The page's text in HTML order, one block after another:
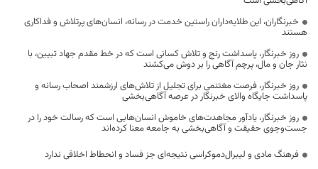
خبرنگاران، این طلایه‌داران راستین خدمت در رسانه، انسان‌های پرتلاش و فداکاری
هستند
روز خبرنگار، پاسداشت رنج و تلاش کسانی است که در خط مقدم جهاد تبیین، با
نثار جان و مال، پرچم آگاهی را بر دوش می‌کشند
روز خبرنگار، فرصت مغتنمی برای تجلیل از تلاش‌های ارزشمند اصحاب رسانه و
پاسداشت جایگاه والای خبرنگار در عرصه آگاهی‌بخشی
روز خبرنگار، یادآور مجاهدت‌های خاموش انسان‌هایی است که رسالت خود را در
جست‌وجوی حقیقت و آگاهی‌بخشی به جامعه معنا کرده‌اند
فرهنگ مادی و لیبرال‌دموکراسی نتیجه‌ای جز فساد و انحطاط اخلاقی ندارد